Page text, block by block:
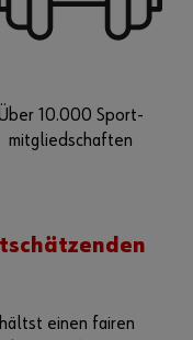
10.000 Sport-
mitgliedschaften
einen fairen